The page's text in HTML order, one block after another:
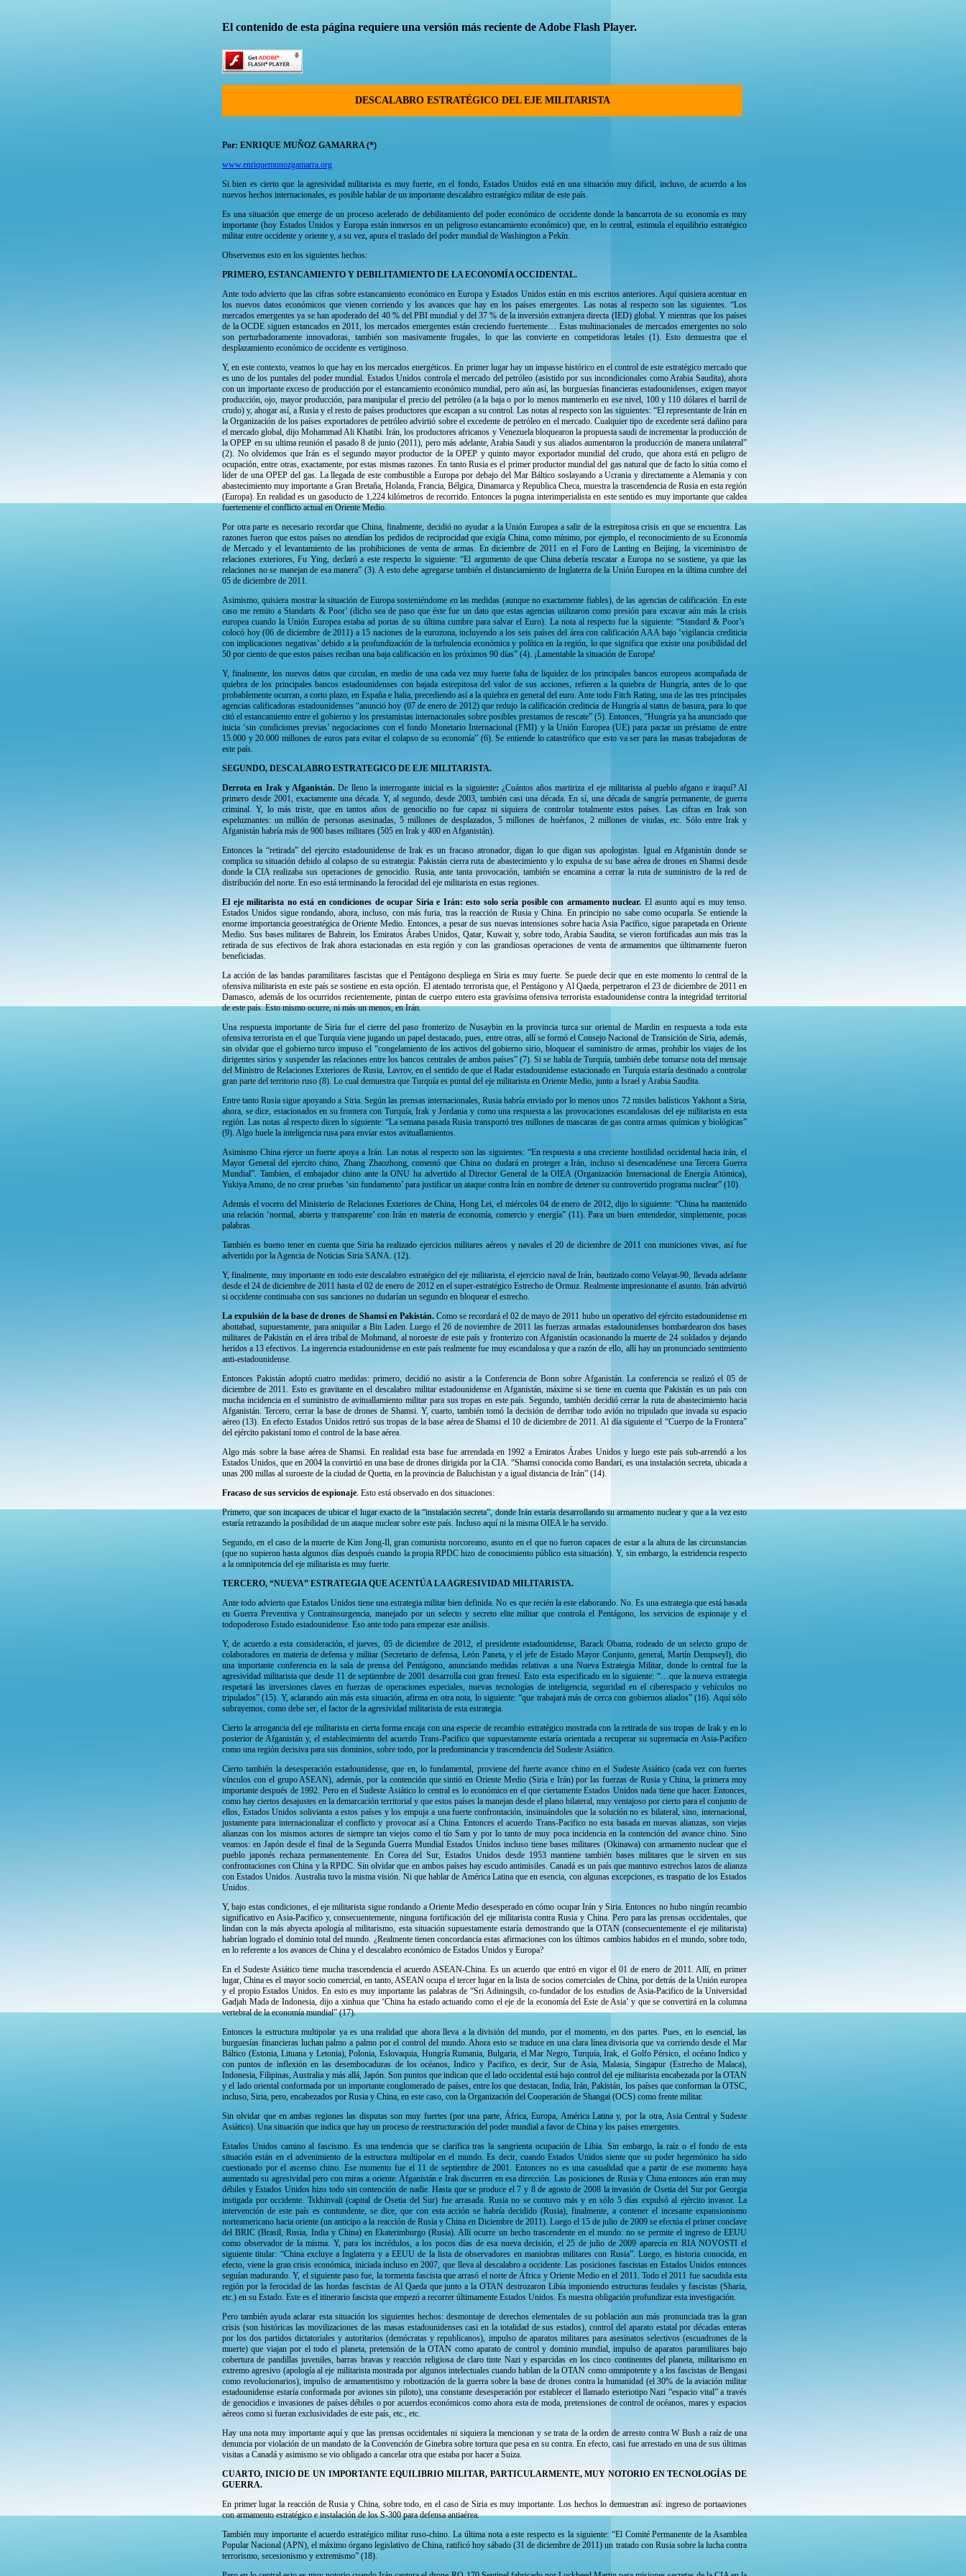
El contenido de esta página requiere una versión más reciente de Adobe Flash Player.
DESCALABRO ESTRATÉGICO DEL EJE MILITARISTA
Por: ENRIQUE MUÑOZ GAMARRA (*)
www.enriquemunozgamarra.org
Si bien es cierto que la agresividad militarista es muy fuerte, en el fondo, Estados Unidos está en una situación muy difícil, incluso, de acuerdo a los
nuevos hechos internacionales, es posible hablar de un importante descalabro estratégico militar de este país.
Es una situación que emerge de un proceso acelerado de debilitamiento del poder económico de occidente donde la bancarrota de su economía es muy
importante (hoy Estados Unidos y Europa están inmersos en un peligroso estancamiento económico) que, en lo central, estimula el equilibrio estratégico
militar entre occidente y oriente y, a su vez, apura el traslado del poder mundial de Washington a Pekín.
Observemos esto en los siguientes hechos:
PRIMERO, ESTANCAMIENTO Y DEBILITAMIENTO DE LA ECONOMÍA OCCIDENTAL.
Ante todo advierto que las cifras sobre estancamiento económico en Europa y Estados Unidos están en mis escritos anteriores. Aquí quisiera acentuar en
los nuevos datos económicos que vienen corriendo y los avances que hay en los países emergentes. Las notas al respecto son las siguientes. “Los
mercados emergentes ya se han apoderado del 40 % del PBI mundial y del 37 % de la inversión extranjera directa (IED) global. Y mientras que los países
de la OCDE siguen estancados en 2011, los mercados emergentes están creciendo fuertemente… Estas multinacionales de mercados emergentes no solo
son perturbadoramente innovadoras, también son masivamente frugales, lo que las convierte en competidoras letales (1). Esto demuestra que el
desplazamiento económico de occidente es vertiginoso.
Y, en este contexto, veamos lo que hay en los mercados energéticos. En primer lugar hay un impasse histórico en el control de este estratégico mercado que
es uno de los puntales del poder mundial. Estados Unidos controla el mercado del petróleo (asistido por sus incondicionales como Arabia Saudita), ahora
con un importante exceso de producción por el estancamiento económico mundial, pero aún así, las burguesías financieras estadounidenses, exigen mayor
producción, ojo, mayor producción, para manipular el precio del petróleo (a la baja o por lo menos mantenerlo en ese nivel, 100 y 110 dólares el barril de
crudo) y, ahogar así, a Rusia y el resto de países productores que escapan a su control. Las notas al respecto son las siguientes: “El representante de Irán en
la Organización de los países exportadores de petróleo advirtió sobre el excedente de petróleo en el mercado. Cualquier tipo de excedente será dañino para
el mercado global, dijo Mohammad Ali Khatibi. Irán, los productores africanos y Venezuela bloquearon la propuesta saudi de incrementar la producción de
la OPEP en su ultima reunión el pasado 8 de junio (2011), pero más adelante, Arabia Saudi y sus aliados aumentaron la producción de manera unilateral”
(2). No olvidemos que Irán es el segundo mayor productor de la OPEP y quinto mayor exportador mundial del crudo, que ahora está en peligro de
ocupación, entre otras, exactamente, por estas mismas razones. En tanto Rusia es el primer productor mundial del gas natural que de facto lo sitúa como el
líder de una OPEP del gas. La llegada de este combustible a Europa por debajo del Mar Báltico soslayando a Ucrania y directamente a Alemania y con
abastecimiento muy importante a Gran Bretaña, Holanda, Francia, Bélgica, Dinamarca y Republica Checa, muestra la trascendencia de Rusia en esta región
(Europa). En realidad es un gasoducto de 1,224 kilómetros de recorrido. Entonces la pugna interimperialista en este sentido es muy importante que caldea
fuertemente el conflicto actual en Oriente Medio.
Por otra parte es necesario recordar que China, finalmente, decidió no ayudar a la Unión Europea a salir de la estrepitosa crisis en que se encuentra. Las
razones fueron que estos países no atendían los pedidos de reciprocidad que exigía China, como mínimo, por ejemplo, el reconocimiento de su Economía
de Mercado y el levantamiento de las prohibiciones de venta de armas. En diciembre de 2011 en el Foro de Lanting en Beijing, la viceministro de
relaciones exteriores, Fu Ying, declaró a este respecto lo siguiente: “El argumento de que China debería rescatar a Europa no se sostiene, ya que las
relaciones no se manejan de esa manera” (3). A esto debe agregarse también el distanciamiento de Inglaterra de la Unión Europea en la última cumbre del
05 de diciembre de 2011.
Asimismo, quisiera mostrar la situación de Europa sosteniéndome en las medidas (aunque no exactamente fiables), de las agencias de calificación. En este
caso me remito a Standarts & Poor’ (dicho sea de paso que éste fue un dato que estas agencias utilizaron como presión para excavar aún más la crisis
europea cuando la Unión Europea estaba ad portas de su última cumbre para salvar el Euro). La nota al respecto fue la siguiente: “Standard & Poor’s
colocó hoy (06 de diciembre de 2011) a 15 naciones de la eurozona, incluyendo a los seis países del área con calificación AAA bajo ‘vigilancia crediticia
con implicaciones negativas’ debido a la profundización de la turbulencia económica y política en la región, lo que significa que existe una posibilidad del
50 por ciento de que estos países reciban una baja calificación en los próximos 90 días” (4). ¡Lamentable la situación de Europa!
Y, finalmente, los nuevos datos que circulan, en medio de una cada vez muy fuerte falta de liquidez de los principales bancos europeos acompañada de
quiebra de los principales bancos estadounidenses con bajada estrepitosa del valor de sus acciones, refieren a la quiebra de Hungría, antes de lo que
probablemente ocurran, a corto plazo, en España e Italia, precediendo así a la quiebra en general del euro. Ante todo Fitch Rating, una de las tres principales
agencias calificadoras estadounidenses “anunció hoy (07 de enero de 2012) que redujo la calificación crediticia de Hungría al status de basura, para lo que
citó el estancamiento entre el gobierno y los prestamistas internacionales sobre posibles prestamos de rescate” (5). Entonces, “Hungría ya ha anunciado que
inicia ‘sin condiciones previas’ negociaciones con el fondo Monetario Internacional (FMI) y la Unión Europea (UE) para pactar un préstamo de entre
15.000 y 20.000 millones de euros para evitar el colapso de su economía” (6). Se entiende lo catastrófico que esto va ser para las masas trabajadoras de
este país.
SEGUNDO, DESCALABRO ESTRATEGICO DE EJE MILITARISTA.
Derrota en Irak y Afganistán.De lleno la interrogante inicial es la siguiente: ¿Cuántos años martiriza el eje militarista al pueblo afgano e iraquí? Al
primero desde 2001, exactamente una década. Y, al segundo, desde 2003, también casi una década. En sí, una década de sangría permanente, de guerra
criminal. Y, lo más triste, que en tantos años de genocidio no fue capaz ni siquiera de controlar totalmente estos países. Las cifras en Irak son
espeluznantes: un millón de personas asesinadas, 5 millones de desplazados, 5 millones de huérfanos, 2 millones de viudas, etc. Sólo entre Irak y
Afganistán habría más de 900 bases militares (505 en Irak y 400 en Afganistán).
Entonces la “retirada” del ejercito estadounidense de Irak es un fracaso atronador, digan lo que digan sus apologistas. Igual en Afganistán donde se
complica su situación debido al colapso de su estrategia: Pakistán cierra ruta de abastecimiento y lo expulsa de su base aérea de drones en Shamsi desde
donde la CIA realizaba sus operaciones de genocidio. Rusia, ante tanta provocación, también se encamina a cerrar la ruta de suministro de la red de
distribución del norte. En eso está terminando la ferocidad del eje militarista en estas regiones.
El eje militarista no está en condiciones de ocupar Siria e Irán: esto solo sería posible con armamento nuclear. El asunto aquí es muy tenso.
Estados Unidos sigue rondando, ahora, incluso, con más furia, tras la reacción de Rusia y China. En principio no sabe como ocuparla. Se entiende la
enorme importancia geoestratégica de Oriente Medio. Entonces, a pesar de sus nuevas intensiones sobre hacia Asia Pacifico, sigue parapetada en Oriente
Medio. Sus bases militares de Bahrein, los Emiratos Árabes Unidos, Qatar, Kuwait y, sobre todo, Arabia Saudita, se vieron fortificadas aun más tras la
retirada de sus efectivos de Irak ahora estacionadas en esta región y con las grandiosas operaciones de venta de armamentos que últimamente fueron
beneficiadas.
La acción de las bandas paramilitares fascistas que el Pentágono despliega en Siria es muy fuerte. Se puede decir que en este momento lo central de la
ofensiva militarista en este país se sostiene en esta opción. El atentado terrorista que, el Pentágono y Al Qaeda, perpetraron el 23 de diciembre de 2011 en
Damasco, además de los ocurridos recientemente, pintan de cuerpo entero esta gravísima ofensiva terrorista estadounidense contra la integridad territorial
de este país. Esto mismo ocurre, ni más un menos, en Irán.
Una respuesta importante de Siria fue el cierre del paso fronterizo de Nusaybin en la provincia turca sur oriental de Mardin en respuesta a toda esta
ofensiva terrorista en el que Turquía viene jugando un papel destacado, pues, entre otras, allí se formó el Consejo Nacional de Transición de Siria, además,
sin olvidar que el gobierno turco impuso el “congelamiento de los activos del gobierno sirio, bloquear el suministro de armas, prohibir los viajes de los
dirigentes sirios y suspender las relaciones entre los bancos centrales de ambos países” (7). Si se habla de Turquía, también debe tomarse nota del mensaje
del Ministro de Relaciones Exteriores de Rusia, Lavrov, en el sentido de que el Radar estadounidense estacionado en Turquía estaría destinado a controlar
gran parte del territorio ruso (8). Lo cual demuestra que Turquía es puntal del eje militarista en Oriente Medio, junto a Israel y Arabia Saudita.
Entre tanto Rusia sigue apoyando a Siria. Según las prensas internacionales, Rusia habría enviado por lo menos unos 72 misiles balísticos Yakhont a Siria,
ahora, se dice, estacionados en su frontera con Turquía, Irak y Jordania y como una respuesta a las provocaciones escandalosas del eje militarista en esta
región. Las notas al respecto dicen lo siguiente: “La semana pasada Rusia transportó tres millones de mascaras de gas contra armas químicas y biológicas”
(9). Algo huele la inteligencia rusa para enviar estos avituallamientos.
Asimismo China ejerce un fuerte apoya a Irán. Las notas al respecto son las siguientes: “En respuesta a una creciente hostilidad occidental hacia irán, el
Mayor General del ejercito chino, Zhang Zhaozhong, comentó que China no dudará en proteger a Irán, incluso si desencadénese una Tercera Guerra
Mundial”. Tambien, el embajador chino ante la ONU ha advertido al Director General de la OIEA (Organización Internacional de Energía Atómica),
Yukiya Amano, de no crear pruebas ‘sin fundamento’ para justificar un ataque contra Irán en nombre de detener su controvertido programa nuclear” (10).
Además el vocero del Ministerio de Relaciones Exteriores de China, Hong Lei, el miércoles 04 de enero de 2012, dijo lo siguiente: “China ha mantenido
una relación ‘normal, abierta y transparente’ con Irán en materia de economía, comercio y energía” (11). Para un buen entendedor, simplemente, pocas
palabras.
También es bueno tener en cuenta que Siria ha realizado ejercicios militares aéreos y navales el 20 de diciembre de 2011 con municiones vivas, así fue
advertido por la Agencia de Noticias Siria SANA. (12).
Y, finalmente, muy importante en todo este descalabro estratégico del eje militarista, el ejercicio naval de Irán, bautizado como Velayat-90, llevada adelante
desde el 24 de diciembre de 2011 hasta el 02 de enero de 2012 en el super-estratégico Estrecho de Ormuz. Realmente impresionante el asunto. Irán advirtió
si occidente continuaba con sus sanciones no dudarían un segundo en bloquear el estrecho.
La expulsión de la base de drones de Shamsi en Pakistán. Como se recordará el 02 de mayo de 2011 hubo un operativo del ejército estadounidense en
abottabad, supuestamente, para aniquilar a Bin Laden. Luego el 26 de noviembre de 2011 las fuerzas armadas estadounidenses bombardearon dos bases
militares de Pakistán en el área tribal de Mohmand, al noroeste de este país y fronterizo con Afganistán ocasionando la muerte de 24 soldados y dejando
heridos a 13 efectivos. La ingerencia estadounidense en este país realmente fue muy escandalosa y que a razón de ello, allí hay un pronunciado sentimiento
anti-estadounidense.
Entonces Pakistán adoptó cuatro medidas: primero, decidió no asistir a la Conferencia de Bonn sobre Afganistán. La conferencia se realizó el 05 de
diciembre de 2011. Esto es gravitante en el descalabro militar estadounidense en Afganistán, máxime si se tiene en cuenta que Pakistán es un país con
mucha incidencia en el suministro de avituallamiento militar para sus tropas en este país. Segundo, también decidió cerrar la ruta de abastecimiento hacia
Afganistán. Tercero, cerrar la base de drones de Shamsi. Y, cuarto, también tomó la decisión de derribar todo avión no tripulado que invada su espacio
aéreo (13). En efecto Estados Unidos retiró sus tropas de la base aérea de Shamsi el 10 de diciembre de 2011. Al día siguiente el “Cuerpo de la Frontera”
del ejército pakistaní tomo el control de la base aérea.
Algo más sobre la base aérea de Shamsi. En realidad esta base fue arrendada en 1992 a Emiratos Árabes Unidos y luego este país sub-arrendó a los
Estados Unidos, que en 2004 la convirtió en una base de drones dirigida por la CIA. “Shamsi conocida como Bandari, es una instalación secreta, ubicada a
unas 200 millas al suroeste de la ciudad de Quetta, en la provincia de Baluchistan y a igual distancia de Irán” (14).
Fracaso de sus servicios de espionaje. Esto está observado en dos situaciones:
Primero, que son incapaces de ubicar el lugar exacto de la “instalación secreta”, donde Irán estaría desarrollando su armamento nuclear y que a la vez esto
estaría retrazando la posibilidad de un ataque nuclear sobre este país. Incluso aquí ni la misma OIEA le ha servido.
Segundo, en el caso de la muerte de Kim Jong-Il, gran comunista norcoreano, asunto en el que no fueron capaces de estar a la altura de las circunstancias
(que no supieron hasta algunos días después cuando la propia RPDC hizo de conocimiento público esta situación). Y, sin embargo, la estridencia respecto
a la omnipotencia del eje militarista es muy fuerte.
TERCERO, “NUEVA” ESTRATEGIA QUE ACENTÚA LA AGRESIVIDAD MILITARISTA.
Ante todo advierto que Estados Unidos tiene una estrategia militar bien definida. No es que recién la este elaborando. No. Es una estrategia que está basada
en Guerra Preventiva y Contrainsurgencia, manejado por un selecto y secreto elite militar que controla el Pentágono, los servicios de espionaje y el
todopoderoso Estado estadounidense. Eso ante todo para empezar este análisis.
Y, de acuerdo a esta consideración, el jueves, 05 de diciembre de 2012, el presidente estadounidense, Barack Obama, rodeado de un selecto grupo de
colaboradores en materia de defensa y militar (Secretario de defensa, León Paneta, y el jefe de Estado Mayor Conjunto, general, Martín Dempseyl), dio
una importante conferencia en la sala de prensa del Pentágono, anunciando medidas relativas a una Nueva Estrategia Militar, donde lo central fue la
agresividad militarista que desde 11 de septiembre de 2001 desarrolla con gran frenesí. Esto esta especificado en lo siguiente: “…que la nueva estrategia
respetará las inversiones claves en fuerzas de operaciones especiales, nuevas tecnologías de inteligencia, seguridad en el ciberespacio y vehículos no
tripulados” (15). Y, aclarando aún más esta situación, afirma en otra nota, lo siguiente: “que trabajará más de cerca con gobiernos aliados” (16). Aquí sólo
subrayemos, como debe ser, el factor de la agresividad militarista de esta estrategia.
Cierto la arrogancia del eje militarista en cierta forma encaja con una especie de recambio estratégico mostrada con la retirada de sus tropas de Irak y en lo
posterior de Afganistán y, el establecimiento del acuerdo Trans-Pacifico que supuestamente estaría orientada a recuperar su supremacía en Asia-Pacifico
como una región decisiva para sus dominios, sobre todo, por la predominancia y trascendencia del Sudeste Asiático.
Cierto también la desesperación estadounidense, que en, lo fundamental, proviene del fuerte avance chino en el Sudeste Asiático (cada vez con fuertes
vínculos con el grupo ASEAN), además, por la contención que sintió en Oriente Medio (Siria e Irán) por las fuerzas de Rusia y China, la primera muy
importante después de 1992. Pero en el Sudeste Asiático lo central es lo económico en el que ciertamente Estados Unidos nada tiene que hacer. Entonces,
como hay ciertos desajustes en la demarcación territorial y que estos países la manejan desde el plano bilateral, muy ventajoso por cierto para el conjunto de
ellos, Estados Unidos solivianta a estos países y los empuja a una fuerte confrontación, insinuándoles que la solución no es bilateral, sino, internacional,
justamente para internacionalizar el conflicto y provocar así a China. Entonces el acuerdo Trans-Pacifico no esta basada en nuevas alianzas, son viejas
alianzas con los mismos actores de siempre tan viejos como el tío Sam y por lo tanto de muy poca incidencia en la contención del avance chino. Sino
veamos: en Japón desde el final de la Segunda Guerra Mundial Estados Unidos incluso tiene bases militares (Okinawa) con armamento nuclear que el
pueblo japonés rechaza permanentemente. En Corea del Sur, Estados Unidos desde 1953 mantiene también bases militares que le sirven en sus
confrontaciones con China y la RPDC. Sin olvidar que en ambos países hay escudo antimisiles. Canadá es un país que mantuvo estrechos lazos de alianza
con Estados Unidos. Australia tuvo la misma visión. Ni que hablar de América Latina que en esencia, con algunas excepciones, es traspatio de los Estados
Unidos.
Y, bajo estas condiciones, el eje militarista sigue rondando a Oriente Medio desesperado en cómo ocupar Irán y Siria. Entonces no hubo ningún recambio
significativo en Asia-Pacifico y, consecuentemente, ninguna fortificación del eje militarista contra Rusia y China. Pero para las prensas occidentales, que
lindan con la más abyecta apología al militarismo, esta situación supuestamente estaría demostrando que la OTAN (consecuentemente el eje militarista)
habrían logrado el dominio total del mundo. ¿Realmente tienen concordancia estas afirmaciones con los últimos cambios habidos en el mundo, sobre todo,
en lo referente a los avances de China y el descalabro económico de Estados Unidos y Europa?
En el Sudeste Asiático tiene mucha trascendencia el acuerdo ASEAN-China. Es un acuerdo que entró en vigor el 01 de enero de 2011. Allí, en primer
lugar, China es el mayor socio comercial, en tanto, ASEAN ocupa el tercer lugar en la lista de socios comerciales de China, por detrás de la Unión europea
y el propio Estados Unidos. En esto es muy importante las palabras de “Sri Adiningsih, co-fundador de los estudios de Asia-Pacifico de la Universidad
Gadjah Mada de Indonesia, dijo a xinhua que ‘China ha estado actuando como el eje de la economía del Este de Asia’ y que se convertirá en la columna
vertebral de la economía mundial” (17).
Entonces la estructura multipolar ya es una realidad que ahora lleva a la división del mundo, por el momento, en dos partes. Pues, en lo esencial, las
burguesías financieras luchan palmo a palmo por el control del mundo. Ahora esto se traduce en una clara línea divisoria que va corriendo desde el Mar
Báltico (Estonia, Lituana y Letonia), Polonia, Eslovaquia, Hungría Rumania, Bulgaria, el Mar Negro, Turquía, Irak, el Golfo Pérsico, el océano Indico y
con puntos de inflexión en las desembocaduras de los océanos, Indico y Pacifico, es decir, Sur de Asia, Malasia, Singapur (Estrecho de Malaca),
Indonesia, Filipinas, Australia y más allá, Japón. Son puntos que indican que el lado occidental está bajo control del eje militarista encabezada por la OTAN
y el lado oriental conformada por un importante conglomerado de países, entre los que destacan, India, Irán, Pakistán, los países que conforman la OTSC,
incluso, Siria, pero, encabezados por Rusia y China, en este caso, con la Organización del Cooperación de Shangai (OCS) como frente militar.
Sin olvidar que en ambas regiones las disputas son muy fuertes (por una parte, África, Europa, América Latina y, por la otra, Asia Central y Sudeste
Asiático). Una situación que indica que hay un proceso de reestructuración del poder mundial a favor de China y los países emergentes.
Estados Unidos camino al fascismo. Es una tendencia que se clarifica tras la sangrienta ocupación de Libia. Sin embargo, la raíz o el fondo de esta
situación están en el advenimiento de la estructura multipolar en el mundo. Es decir, cuando Estados Unidos siente que su poder hegemónico ha sido
cuestionado por el ascenso chino. Ese momento fue el 11 de septiembre de 2001. Entonces no es una casualidad que a partir de ese momento haya
aumentado su agresividad pero con miras a oriente. Afganistán e Irak discurren en esa dirección. Las posiciones de Rusia y China entonces aún eran muy
débiles y Estados Unidos hizo todo sin contención de nadie. Hasta que se produce el 7 y 8 de agosto de 2008 la invasión de Osetia del Sur por Georgia
instigada por occidente. Tskhinvali (capital de Osetia del Sur) fue arrasada. Rusia no se contuvo más y en sólo 5 días expulsó al ejército invasor. La
intervención de este país es contundente, se dice, que con esta acción se habría decidido (Rusia), finalmente, a contener el incesante expansionismo
norteamericano hacia oriente (un anticipo a la reacción de Rusia y China en Diciembre de 2011). Luego el 15 de julio de 2009 se efectúa el primer conclave
del BRIC (Brasil, Rusia, India y China) en Ekaterimburgo (Rusia). Allí ocurre un hecho trascendente en el mundo: no se permite el ingreso de EEUU
como observador de la misma. Y, para los incrédulos, a los pocos días de esa nueva decisión, el 25 de julio de 2009 aparecía en RIA NOVOSTI el
siguiente titular: “China excluye a Inglaterra y a EEUU de la lista de observadores en maniobras militares con Rusia”. Luego, es historia conocida, en
efecto, viene la gran crisis económica, iniciada incluso en 2007, que lleva al descalabro a occidente. Las posiciones fascistas en Estados Unidos entonces
seguían madurando. Y, el siguiente paso fue, la tormenta fascista que arrasó el norte de África y Oriente Medio en el 2011. Todo el 2011 fue sacudida esta
región por la ferocidad de las hordas fascistas de Al Qaeda que junto a la OTAN destrozaron Libia imponiendo estructuras feudales y fascistas (Sharia,
etc.) en su Estado. Este es el itinerario fascista que empezó a recorrer últimamente Estados Unidos. Es nuestra obligación profundizar esta investigación.
Pero también ayuda aclarar esta situación los siguientes hechos: desmontaje de derechos elementales de su población aun más pronunciada tras la gran
crisis (son históricas las movilizaciones de las masas estadounidenses casi en la totalidad de sus estados), control del aparato estatal por décadas enteras
por los dos partidos dictatoriales y autoritarios (demócratas y republicanos), impulso de aparatos militares para asesinatos selectivos (escuadrones de la
muerte) que viajan por el todo el planeta, pretensión de la OTAN como aparato de control y dominio mundial, impulso de aparatos paramilitares bajo
cobertura de pandillas juveniles, barras bravas y reacción religiosa de claro tinte Nazi y esparcidas en los cinco continentes del planeta, militarismo en
extremo agresivo (apología al eje militarista mostrada por algunos intelectuales cuando hablan de la OTAN como omnipotente y a los fascistas de Bengasi
como revolucionarios), impulso de armamentismo y robotización de la guerra sobre la base de drones contra la humanidad (el 30% de la aviación militar
estadounidense estaría conformada por aviones sin piloto), una constante desesperación por establecer el llamado esteriotipo Nazi “espacio vital” a través
de genocidios e invasiones de países débiles o por acuerdos económicos como ahora esta de moda, pretensiones de control de océanos, mares y espacios
aéreos como si fueran exclusividades de este país, etc., etc.
Hay una nota muy importante aquí y que las prensas occidentales ni siquiera la mencionan y se trata de la orden de arresto contra W Bush a raíz de una
denuncia por violación de un mandato de la Convención de Ginebra sobre tortura que pesa en su contra. En efecto, casi fue arrestado en una de sus últimas
visitas a Canadá y asimismo se vio obligado a cancelar otra que estaba por hacer a Suiza.
CUARTO, INICIO DE UN IMPORTANTE EQUILIBRIO MILITAR, PARTICULARMENTE, MUY NOTORIO EN TECNOLOGÍAS DE
GUERRA.
En primer lugar la reacción de Rusia y China, sobre todo, en el caso de Siria es muy importante. Los hechos lo demuestran así: ingreso de portaaviones
con armamento estratégico e instalación de los S-300 para defensa antiaérea.
También muy importante el acuerdo estratégico militar ruso-chino. La última nota a este respecto es la siguiente: “El Comité Permanente de la Asamblea
Popular Nacional (APN), el máximo órgano legislativo de China, ratificó hoy sábado (31 de diciembre de 2011) un tratado con Rusia sobre la lucha contra
terrorismo, secesionismo y extremismo” (18).